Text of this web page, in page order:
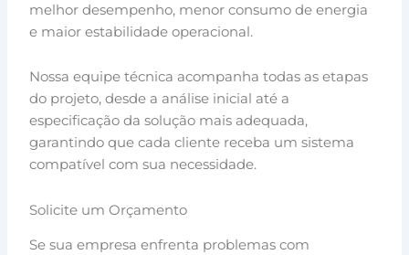
melhor desempenho, menor consumo de energia
e maior estabilidade operacional.
Nossa equipe técnica acompanha todas as etapas
do projeto, desde a análise inicial até a
especificação da solução mais adequada,
garantindo que cada cliente receba um sistema
compatível com sua necessidade.
Solicite um Orçamento
Se sua empresa enfrenta problemas com